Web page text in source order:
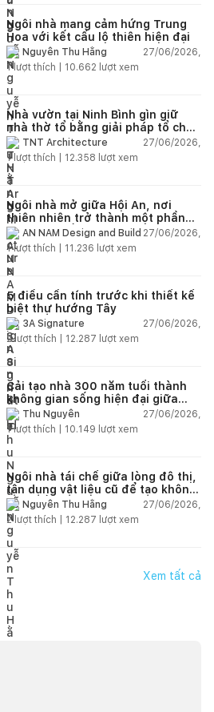
Ngôi nhà mang cảm hứng Trung
Hoa với kết cấu lộ thiên hiện đại
Nguyễn Thu Hằng
27/06/2026,
1lượt thích | 10.662 lượt xem
Nhà vườn tại Ninh Bình gìn giữ
nhà thờ tổ bằng giải pháp tổ chức
lại không gian
TNT Architecture
27/06/2026,
1lượt thích | 12.358 lượt xem
Ngôi nhà mở giữa Hội An, nơi
thiên nhiên trở thành một phần
của cuộc sống
AN NAM Design and Build 27/06/2026,
1lượt thích | 11.236 lượt xem
5 điều cần tính trước khi thiết kế
biệt thự hướng Tây
3A Signature
27/06/2026,
2lượt thích | 12.287 lượt xem
Cải tạo nhà 300 năm tuổi thành
không gian sống hiện đại giữa
thiên nhiên
Thu Nguyễn
27/06/2026,
1lượt thích | 10.149 lượt xem
Ngôi nhà tái chế giữa lòng đô thị,
tận dụng vật liệu cũ để tạo không
gian sống linh hoạt
Nguyễn Thu Hằng
27/06/2026,
2lượt thích | 12.287 lượt xem
Xem tất cả